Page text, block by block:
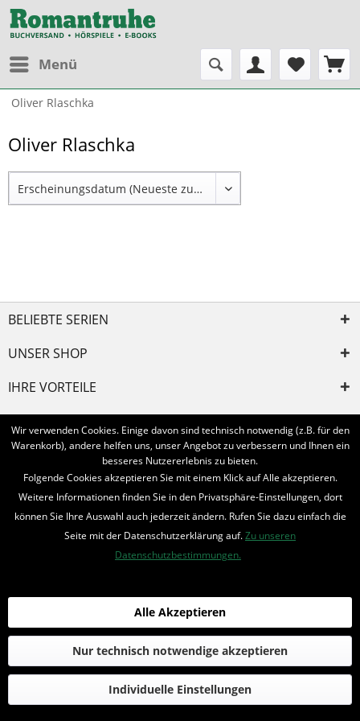
Menü
Oliver Rlaschka
Oliver Rlaschka
BELIEBTE SERIEN
UNSER SHOP
IHRE VORTEILE
INFORMIERT BLEIBEN
Bestellung widerrufen
* Alle Preise inkl. MwSt. und zzgl. Bearbeitungspauschale
© 2016-2022 Romantruhe - Buchversand, Joachim Otto
die profilschmiede - Internetagentur
Wir verwenden Cookies. Einige davon sind technisch notwendig (z.B. für den
Warenkorb), andere helfen uns, unser Angebot zu verbessern und Ihnen ein
besseres Nutzererlebnis zu bieten.
Folgende Cookies akzeptieren Sie mit einem Klick auf Alle akzeptieren.
Weitere Informationen finden Sie in den Privatsphäre-Einstellungen, dort
können Sie Ihre Auswahl auch jederzeit ändern. Rufen Sie dazu einfach die
Seite mit der Datenschutzerklärung auf.Zu unseren
Datenschutzbestimmungen.
Individuelle Einstellungen
Nur technisch notwendige akzeptieren
Alle Akzeptieren